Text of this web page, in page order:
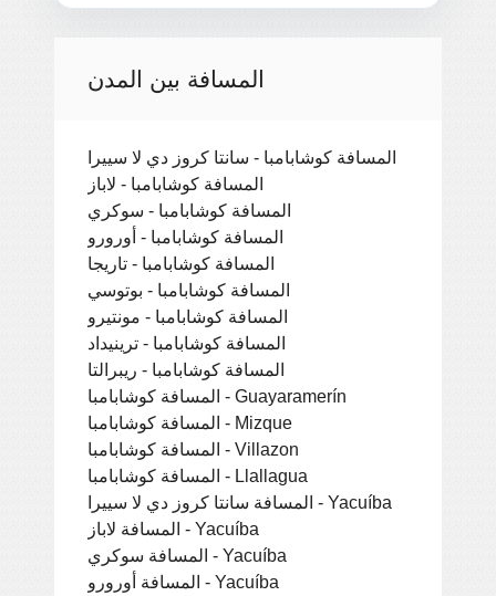
المسافة بين المدن
المسافة كوشابامبا - سانتا كروز دي لا سييرا
المسافة كوشابامبا - لاباز
المسافة كوشابامبا - سوكري
المسافة كوشابامبا - أورورو
المسافة كوشابامبا - تاريجا
المسافة كوشابامبا - بوتوسي
المسافة كوشابامبا - مونتيرو
المسافة كوشابامبا - ترينيداد
المسافة كوشابامبا - ريبرالتا
المسافة كوشابامبا - Guayaramerín
المسافة كوشابامبا - Mizque
المسافة كوشابامبا - Villazon
المسافة كوشابامبا - Llallagua
المسافة سانتا كروز دي لا سييرا - Yacuíba
المسافة لاباز - Yacuíba
المسافة سوكري - Yacuíba
المسافة أورورو - Yacuíba